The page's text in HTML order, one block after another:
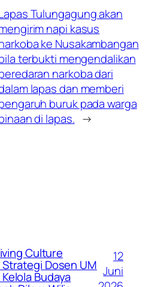
Tulungagung akan
napi kasus
ke Nusakambangan
terbukti mengendalikan
narkoba dari
lapas dan memberi
buruk pada warga
di lapas. →
Culture
Dosen UM
Budaya
12
Juni